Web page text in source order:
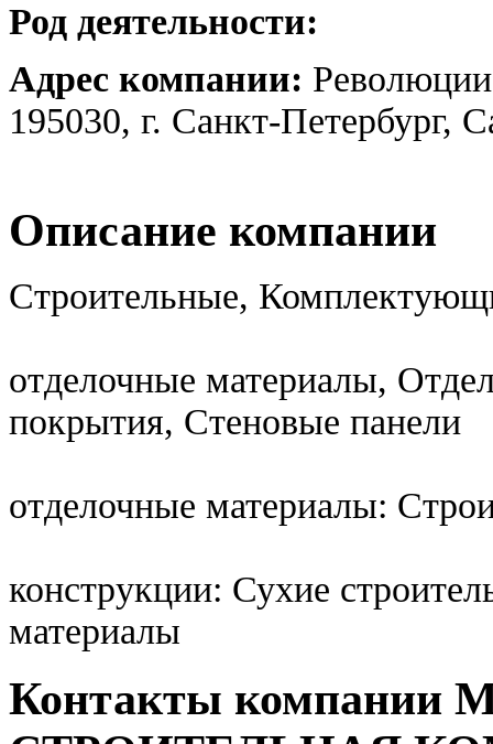
Род деятельности:
Адрес компании:
195030, г. Санкт-Петербург,
Описание компании
Строительные,
отделочные материалы,
покрытия, Стеновые панели
отделочные материалы:
конструкции: Сухие
материалы
Контакты